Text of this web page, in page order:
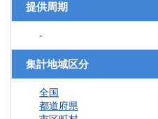
提供周期
-
集計地域区分
全国
都道府県